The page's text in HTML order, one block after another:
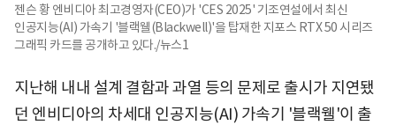
젠슨 황 엔비디아 최고경영자(CEO)가 'CES 2025' 기조연설에서 최신
인공지능(AI) 가속기 '블랙웰(Blackwell)'을 탑재한 지포스 RTX 50 시리즈
그래픽 카드를 공개하고 있다./뉴스1
지난해 내내 설계 결함과 과열 등의 문제로 출시가 지연됐
던 엔비디아의 차세대 인공지능(AI) 가속기 '블랙웰'이 출